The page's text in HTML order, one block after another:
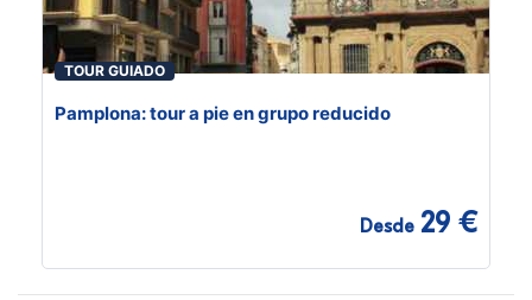
TOUR GUIADO
Pamplona: tour a pie en grupo reducido
Desde 29 €